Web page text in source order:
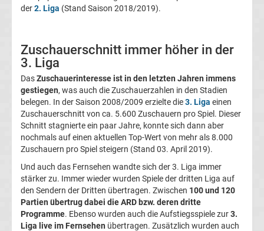
2.
Ergebnisse
3.
Liga
Ergebnisse
3.
Liga
der2. Liga (Stand Saison 2018/2019).
Zuschauerschnitt immer höher in der
3. Liga
DasZuschauerinteresse ist in den letzten Jahren immens
gestiegen, was auch die Zuschauerzahlen in den Stadien
belegen. In der Saison 2008/2009 erzielte die3. Liga einen
Zuschauerschnitt von ca. 5.600 Zuschauern pro Spiel. Dieser
Schnitt stagnierte ein paar Jahre, konnte sich dann aber
nochmals auf einen aktuellen Top-Wert von mehr als 8.000
Zuschauern pro Spiel steigern (Stand 03. April 2019).
Und auch das Fernsehen wandte sich der 3. Liga immer
stärker zu. Immer wieder wurden Spiele der dritten Liga auf
den Sendern der Dritten übertragen. Zwischen 100 und 120
Partien übertrug dabei die ARD bzw. deren dritte
Programme. Ebenso wurden auch die Aufstiegsspiele zur3.
Liga live im Fernsehen übertragen. Zusätzlich wurden auch